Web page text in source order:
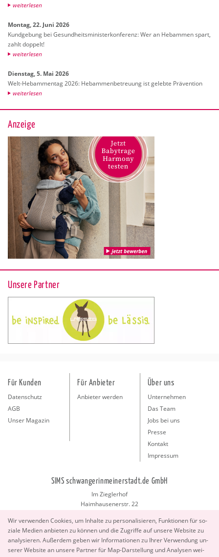
wei­ter­le­sen
Mon­tag, 22. Juni 2026
Kund­ge­bung bei Ge­sund­heits­mi­nis­ter­kon­fe­renz: Wer an Heb­am­men spart,
zahlt dop­pelt!
wei­ter­le­sen
Diens­tag, 5. Mai 2026
Welt-Heb­am­men­tag 2026: Heb­am­men­be­treu­ung ist ge­leb­te Prä­ven­ti­on
wei­ter­le­sen
Anzeige
Unsere Partner
Wir ver­wen­den Coo­kies, um In­hal­te zu per­so­na­li­sie­ren, Funk­tio­nen für so­
zia­le Me­di­en an­bie­ten zu kön­nen und die Zu­grif­fe auf un­se­re Web­site zu
ana­ly­sie­ren. Au­ßer­dem geben wir In­for­ma­tio­nen zu Ihrer Ver­wen­dung un­
se­rer Web­site an un­se­re Part­ner für Map-Dar­stel­lung und Ana­ly­sen wei­
Für Kunden
Datenschutz
AGB
Unser Magazin
Für Anbieter
Anbieter werden
Über uns
Unternehmen
Das Team
Jobs bei uns
Presse
Kontakt
Impressum
SIMS schwangerinmeinerstadt.de GmbH
Im Zieglerhof
Haimhausenerstr. 22
info@schwangerinmeinerstadt.de